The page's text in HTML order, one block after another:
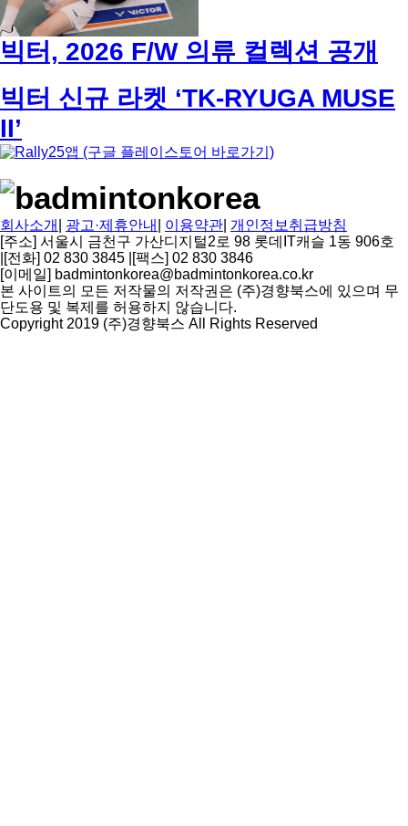
빅터, 2026 F/W 의류 컬렉션 공개
빅터 신규 라켓 ‘TK-RYUGA MUSE
II’
회사소개 광고·제휴안내 이용약관 개인정보취급방침
[주소] 서울시 금천구 가산디지털2로 98 롯데IT캐슬 1동 906호
[전화] 02 830 3845 [팩스] 02 830 3846
[이메일] badmintonkorea@badmintonkorea.co.kr
본 사이트의 모든 저작물의 저작권은 (주)경향북스에 있으며 무
단도용 및 복제를 허용하지 않습니다.
Copyright 2019 (주)경향북스 All Rights Reserved